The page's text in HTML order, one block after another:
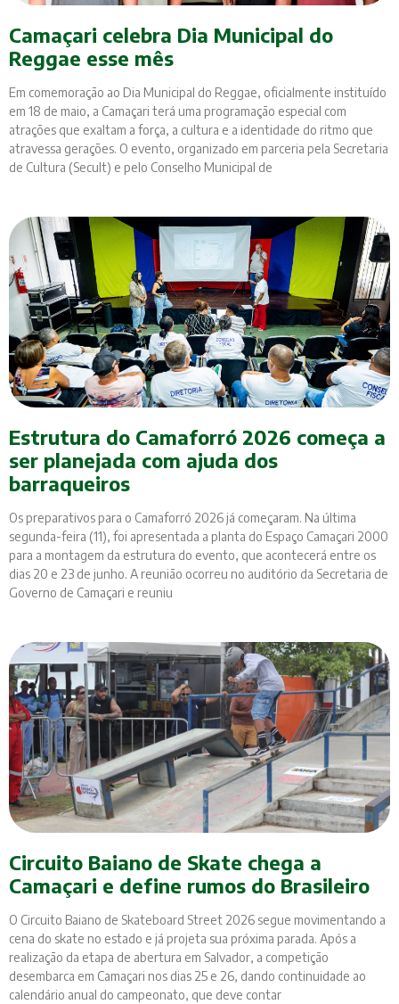
Camaçari celebra Dia Municipal do
Reggae esse mês
Em comemoração ao Dia Municipal do Reggae, oficialmente instituído
em 18 de maio, a Camaçari terá uma programação especial com
atrações que exaltam a força, a cultura e a identidade do ritmo que
atravessa gerações. O evento, organizado em parceria pela Secretaria
de Cultura (Secult) e pelo Conselho Municipal de
Estrutura do Camaforró 2026 começa a
ser planejada com ajuda dos
barraqueiros
Os preparativos para o Camaforró 2026 já começaram. Na última
segunda-feira (11), foi apresentada a planta do Espaço Camaçari 2000
para a montagem da estrutura do evento, que acontecerá entre os
dias 20 e 23 de junho. A reunião ocorreu no auditório da Secretaria de
Governo de Camaçari e reuniu
Circuito Baiano de Skate chega a
Camaçari e define rumos do Brasileiro
O Circuito Baiano de Skateboard Street 2026 segue movimentando a
cena do skate no estado e já projeta sua próxima parada. Após a
realização da etapa de abertura em Salvador, a competição
desembarca em Camaçari nos dias 25 e 26, dando continuidade ao
calendário anual do campeonato, que deve contar